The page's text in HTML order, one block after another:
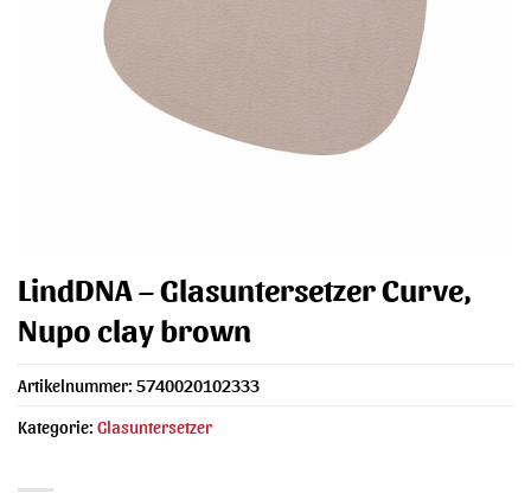
LindDNA – Glasuntersetzer Curve,
Nupo clay brown
Artikelnummer: 5740020102333
Kategorie: Glasuntersetzer